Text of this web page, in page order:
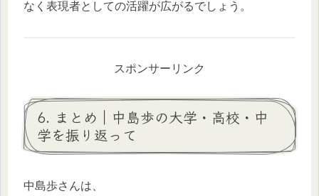
なく表現者としての活躍が広がるでしょう。
スポンサーリンク
6. まとめ｜中島歩の大学・高校・中
学を振り返って
中島歩さんは、